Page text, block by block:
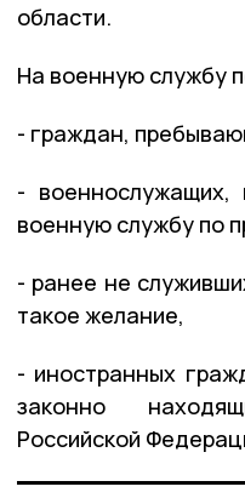
области.
На военную службу
- граждан,
- военнослужащих,
военную службу по
- ранее не
такое желание,
- иностранных
законно
Российской